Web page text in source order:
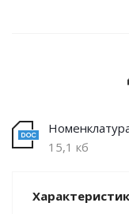
15,1 кб